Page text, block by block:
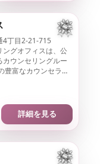
4丁目2-21-715
グオフィスは、公
ウンセリングルー
豊富なカウンセラー
をいたします。
詳細を見る